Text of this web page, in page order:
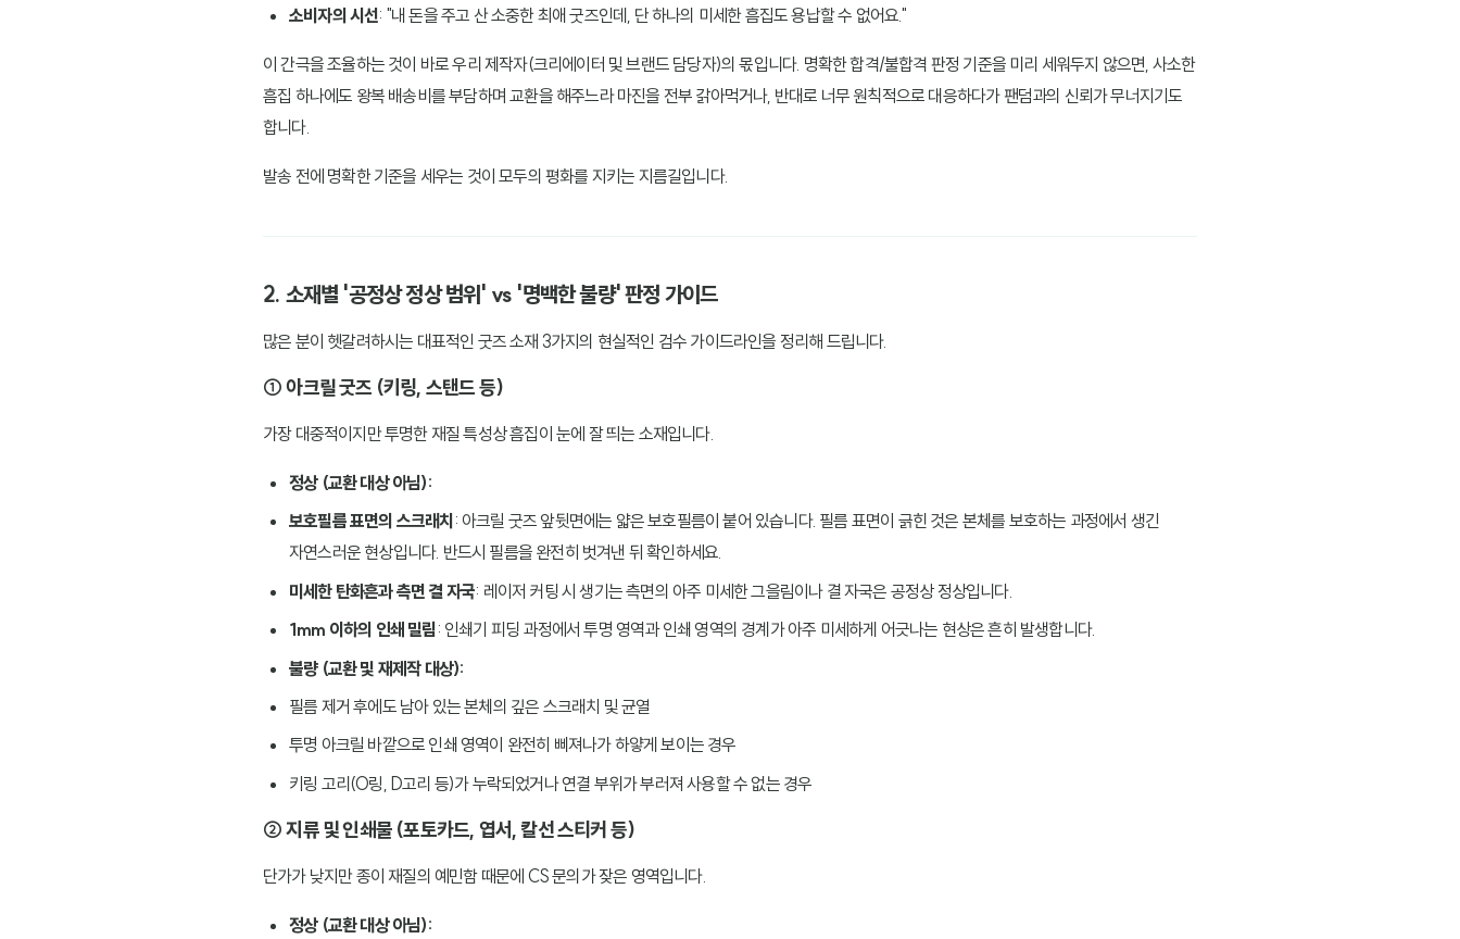
소비자의 시선: "내 돈을 주고 산 소중한 최애 굿즈인데, 단 하나의 미세한 흠집도 용납할 수 없어요."
이 간극을 조율하는 것이 바로 우리 제작자(크리에이터 및 브랜드 담당자)의 몫입니다. 명확한 합격/불합격 판정 기준을 미리 세워두지 않으면, 사소한
흠집 하나에도 왕복 배송비를 부담하며 교환을 해주느라 마진을 전부 갉아먹거나, 반대로 너무 원칙적으로 대응하다가 팬덤과의 신뢰가 무너지기도
합니다.
발송 전에 명확한 기준을 세우는 것이 모두의 평화를 지키는 지름길입니다.
2. 소재별 '공정상 정상 범위' vs '명백한 불량' 판정 가이드
많은 분이 헷갈려하시는 대표적인 굿즈 소재 3가지의 현실적인 검수 가이드라인을 정리해 드립니다.
① 아크릴 굿즈 (키링, 스탠드 등)
가장 대중적이지만 투명한 재질 특성상 흠집이 눈에 잘 띄는 소재입니다.
정상 (교환 대상 아님):
보호필름 표면의 스크래치 : 아크릴 굿즈 앞뒷면에는 얇은 보호필름이 붙어 있습니다. 필름 표면이 긁힌 것은 본체를 보호하는 과정에서 생긴
자연스러운 현상입니다. 반드시 필름을 완전히 벗겨낸 뒤 확인하세요.
미세한 탄화흔과 측면 결 자국: 레이저 커팅 시 생기는 측면의 아주 미세한 그을림이나 결 자국은 공정상 정상입니다.
1mm 이하의 인쇄 밀림 : 인쇄기 피딩 과정에서 투명 영역과 인쇄 영역의 경계가 아주 미세하게 어긋나는 현상은 흔히 발생합니다.
불량 (교환 및 재제작 대상):
필름 제거 후에도 남아 있는 본체의 깊은 스크래치 및 균열
투명 아크릴 바깥으로 인쇄 영역이 완전히 삐져나가 하얗게 보이는 경우
키링 고리(O링, D고리 등)가 누락되었거나 연결 부위가 부러져 사용할 수 없는 경우
② 지류 및 인쇄물 (포토카드, 엽서, 칼선 스티커 등)
단가가 낮지만 종이 재질의 예민함 때문에 CS 문의가 잦은 영역입니다.
정상 (교환 대상 아님):